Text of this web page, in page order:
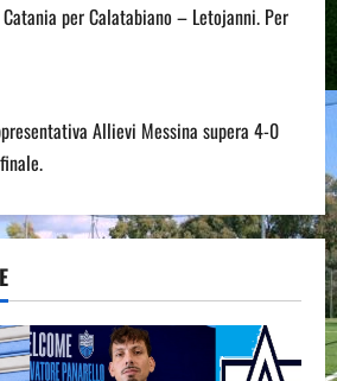
per Calatabiano – Letojanni. Per
Allievi Messina supera 4-0